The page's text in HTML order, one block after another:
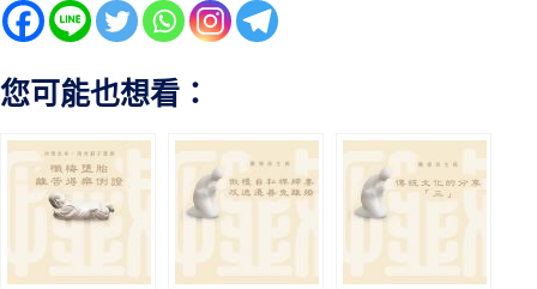
您可能也想看：